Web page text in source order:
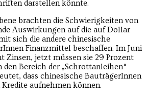
darstellen könnte.
brachten die Schwierigkeiten von
Auswirkungen auf die auf Dollar
sich die andere chinesische
Finanzmittel beschaffen. Im Juni
Zinsen, jetzt müssen sie 29 Prozent
Bereich der „Schrottanleihen“
dass chinesische BauträgerInnen
aufnehmen können.